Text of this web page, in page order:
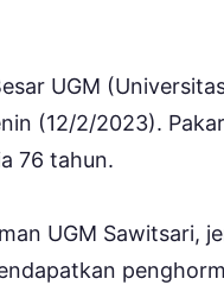
UGM
(12/2/2023).
76 tahun.
UGM Sawitsari,